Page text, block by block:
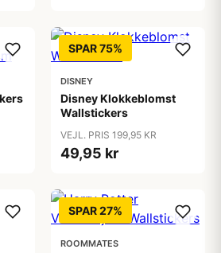
SPAR 75%
DISNEY
Disney Klokkeblomst
Wallstickers
VEJL. PRIS 199,95 KR
49,95 kr
SPAR 27%
ROOMMATES